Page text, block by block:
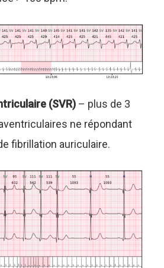
(SVR) – plus de 3
ne répondant
fibrillation auriculaire.